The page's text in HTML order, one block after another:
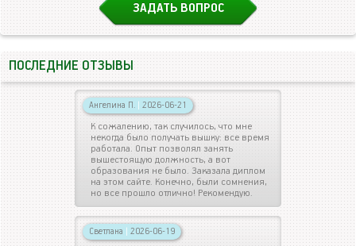
ЗАДАТЬ ВОПРОС
ПОСЛЕДНИЕ ОТЗЫВЫ
Ангелина П. | 2026-06-21
К сожалению, так случилось, что мне
некогда было получать вышку: все время
работала. Опыт позволял занять
вышестоящую должность, а вот
образования не было. Заказала диплом
на этом сайте. Конечно, были сомнения,
но все прошло отлично! Рекомендую.
Светлана | 2026-06-19